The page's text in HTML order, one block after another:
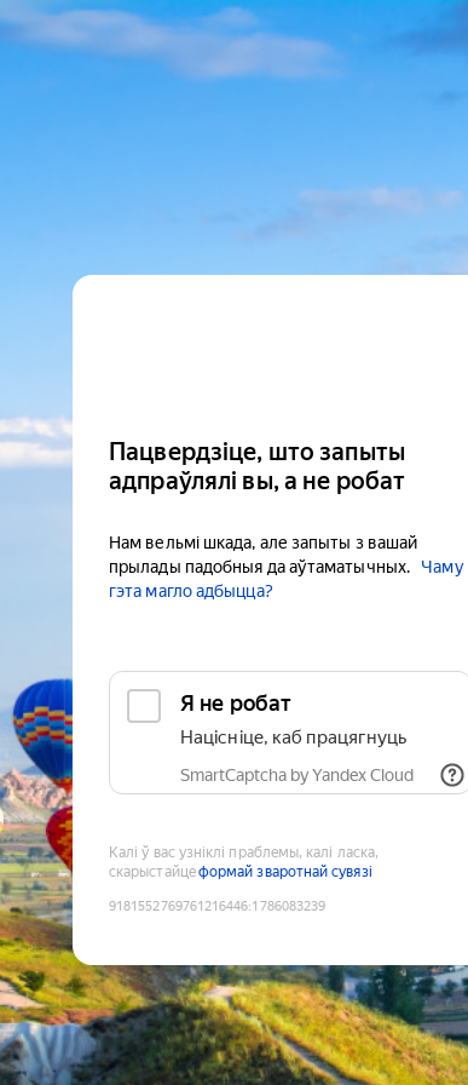
Пацвердзіце, што запыты
адпраўлялі вы, а не робат
Нам вельмі шкада, але запыты з вашай
прылады падобныя да аўтаматычных.
Чаму
гэта магло адбыцца?
Я не робат
Націсніце, каб працягнуць
SmartCaptcha by Yandex Cloud
Калі ў вас узніклі праблемы, калі ласка,
скарыстайцеформай зваротнай сувязі
9181552769761216446:1786083239